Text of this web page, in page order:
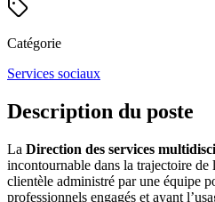
Catégorie
Services sociaux
Description du poste
La Direction des services
incontournable dans la trajectoire de
clientèle administré par une équipe
professionnels engagés et ayant